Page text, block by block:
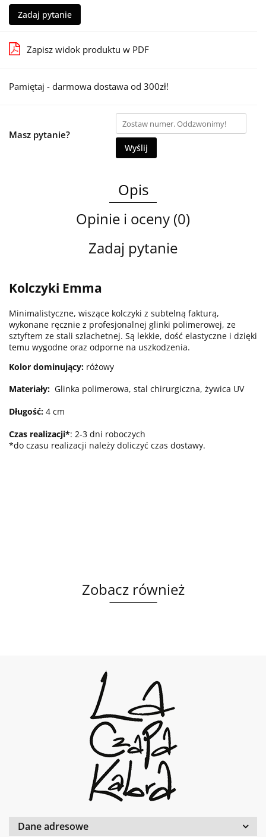
Zadaj pytanie
Zapisz widok produktu w PDF
Pamiętaj - darmowa dostawa od 300zł!
Masz pytanie?
Wyślij
Opis
Opinie i oceny (0)
Zadaj pytanie
Kolczyki Emma
Minimalistyczne, wiszące kolczyki z subtelną fakturą,
wykonane ręcznie z profesjonalnej glinki polimerowej, ze
sztyftem ze stali szlachetnej. Są lekkie, dość elastyczne i dzięki
temu wygodne oraz odporne na uszkodzenia.
Kolor dominujący: różowy
Materiały: Glinka polimerowa, stal chirurgiczna, żywica UV
Długość: 4 cm
Czas realizacji*: 2-3 dni roboczych
*do czasu realizacji należy doliczyć czas dostawy.
Zobacz również
Dane adresowe